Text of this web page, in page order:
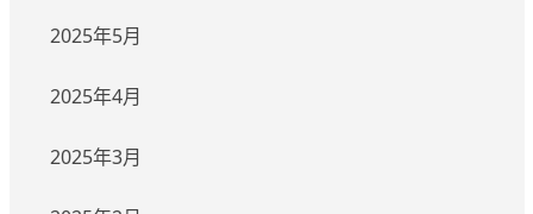
2025年5月
2025年4月
2025年3月